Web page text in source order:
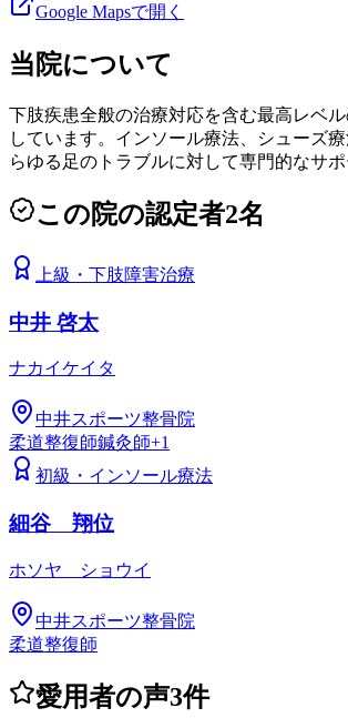
Google Mapsで開く
当院について
下肢疾患全般の治療対応を含む最高レベ
しています。インソール療法、シューズ
らゆる足のトラブルに対して専門的なサポ
この院の認定者2名
上級 ・ 下肢障害治療
中井 啓太
ナカイケイタ
中井スポーツ整骨院
柔道整復師鍼灸師+1
初級 ・ インソール療法
細谷 翔位
ホソヤ ショウイ
中井スポーツ整骨院
柔道整復師
愛用者の声3件